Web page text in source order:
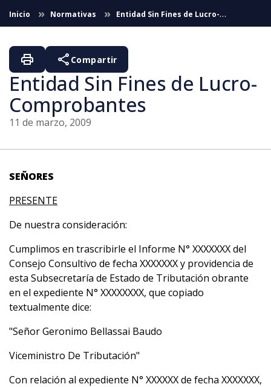
Saltar al contenido principal
Inicio Normativas
Entidad Sin Fines de Lucro-
Comprobantes
Entidad Sin Fines de Lucro-
Comprobantes
11 de marzo, 2009
print share Compartir
SEÑORES
PRESENTE
De nuestra consideración:
Cumplimos en trascribirle el Informe N° XXXXXXX del
Consejo Consultivo de fecha XXXXXXX y providencia de
esta Subsecretaría de Estado de Tributación obrante
en el expediente N° XXXXXXXX, que copiado
textualmente dice:
"Señor Geronimo Bellassai Baudo
Viceministro De Tributación"
Con relación al expediente N° XXXXXX de fecha XXXXXXX,